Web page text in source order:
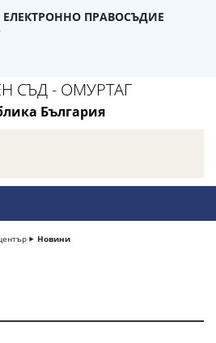
ПРАВОСЪДИЕ
СЪД - ОМУРТАГ
България
Новини